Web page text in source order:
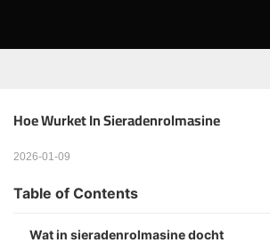
Hoe Wurket In Sieradenrolmasine
2026-01-09
Table of Contents
Wat in sieradenrolmasine docht